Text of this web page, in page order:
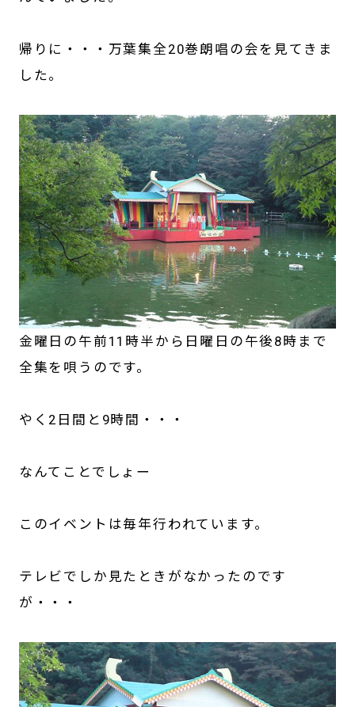
帰りに・・・万葉集全20巻朗唱の会を見てきま
した。
金曜日の午前11時半から日曜日の午後8時まで
全集を唄うのです。
やく2日間と9時間・・・
なんてことでしょー
このイベントは毎年行われています。
テレビでしか見たときがなかったのです
が・・・